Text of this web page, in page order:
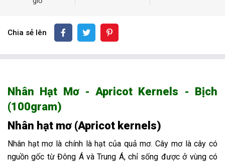
Chia sẻ lên
Nhân Hạt Mơ - Apricot Kernels - Bịch
(100gram)
Nhân hạt mơ (Apricot kernels)
Nhân hạt mơ là chính là hạt của quả mơ. Cây mơ là cây có
nguồn gốc từ Đông Á và Trung Á, chỉ sống được ở vùng có